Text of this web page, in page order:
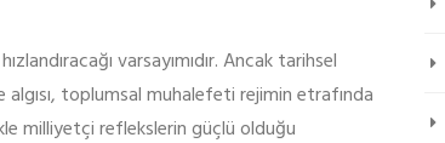
varsayımıdır. Ancak tarihsel
toplumsal muhalefeti rejimin etrafında
milliyetçi reflekslerin güçlü olduğu